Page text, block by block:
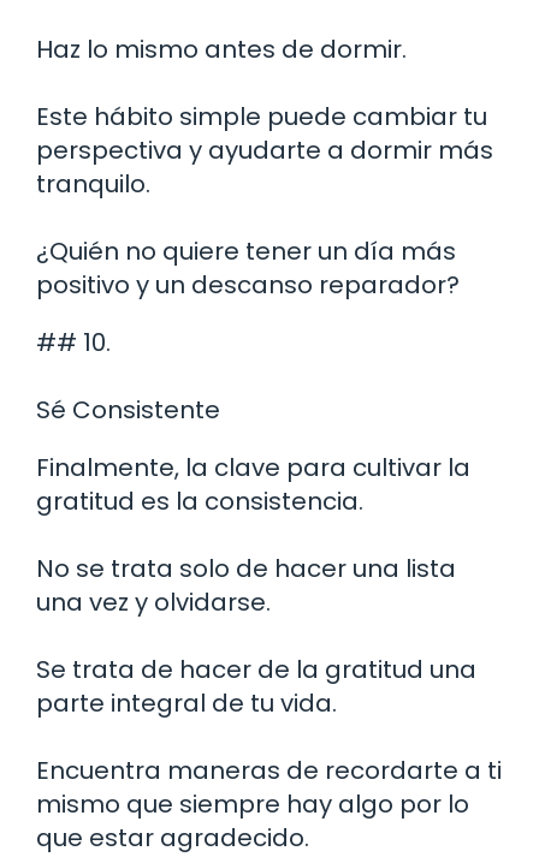
Haz lo mismo antes de dormir.
Este hábito simple puede cambiar tu
perspectiva y ayudarte a dormir más
tranquilo.
¿Quién no quiere tener un día más
positivo y un descanso reparador?
## 10.
Sé Consistente
Finalmente, la clave para cultivar la
gratitud es la consistencia.
No se trata solo de hacer una lista
una vez y olvidarse.
Se trata de hacer de la gratitud una
parte integral de tu vida.
Encuentra maneras de recordarte a ti
mismo que siempre hay algo por lo
que estar agradecido.